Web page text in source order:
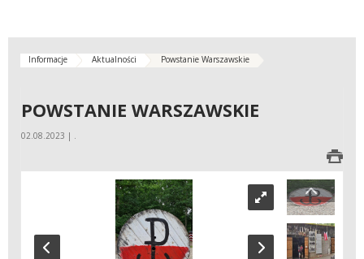
Informacje Aktualności Powstanie Warszawskie
POWSTANIE WARSZAWSKIE
02.08.2023 | .